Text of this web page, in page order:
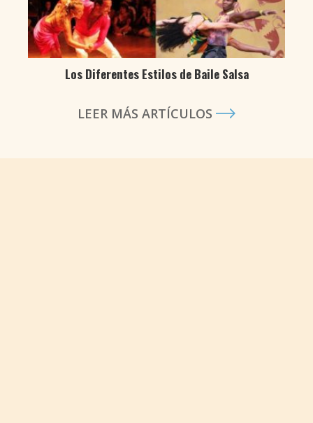
Los Diferentes Estilos de Baile Salsa
LEER MÁS ARTÍCULOS